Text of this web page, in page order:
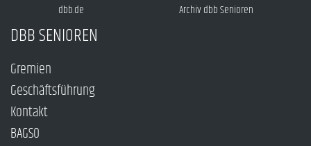
dbb.de Archiv dbb Senioren
DBB SENIOREN
Gremien
Geschäftsführung
Kontakt
BAGSO